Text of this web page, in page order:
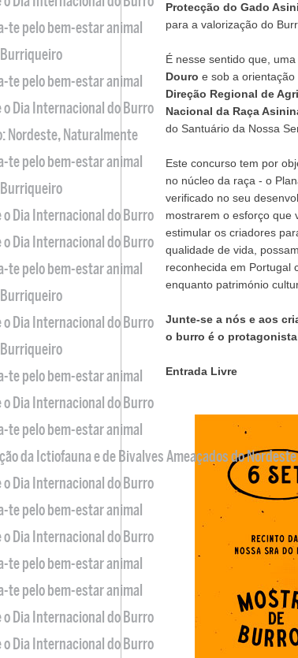
Protecção do Gado
para a valorização do
É nesse sentido que,
Douro e sob a orientação
Direção Regional de
Nacional da Raça
do Santuário da Nossa
Este concurso tem por
no núcleo da raça - o
verificado no seu
mostrarem o esforço que
estimular os criadores
qualidade de vida,
reconhecida em Portugal
enquanto património
Junte-se a nós e aos
o burro é o
Entrada Livre
te pelo bem-estar animal
te pelo bem-estar animal
o Dia Internacional do Burro
Nordeste, Naturalmente
te pelo bem-estar animal
o Dia Internacional do Burro
o Dia Internacional do Burro
te pelo bem-estar animal
o Dia Internacional do Burro
te pelo bem-estar animal
o Dia Internacional do Burro
te pelo bem-estar animal
da Ictiofauna e de Bivalves Ameaçados do
o Dia Internacional do Burro
te pelo bem-estar animal
o Dia Internacional do Burro
te pelo bem-estar animal
te pelo bem-estar animal
o Dia Internacional do Burro
o Dia Internacional do Burro